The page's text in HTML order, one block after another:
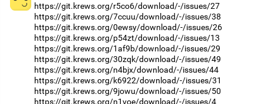
https://git.krews.org/r5co6/download/-/issues/27
https://git.krews.org/7ccuu/download/-/issues/38
https://git.krews.org/0ewsy/download/-/issues/26
https://git.krews.org/p54zt/download/-/issues/13
https://git.krews.org/1af9b/download/-/issues/29
https://git.krews.org/30zqk/download/-/issues/49
https://git.krews.org/n4bjx/download/-/issues/44
https://git.krews.org/k6922/download/-/issues/31
https://git.krews.org/9jowu/download/-/issues/50
https://git.krews.org/n1voe/download/-/issues/4